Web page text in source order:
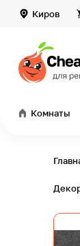
Киров
Комнаты